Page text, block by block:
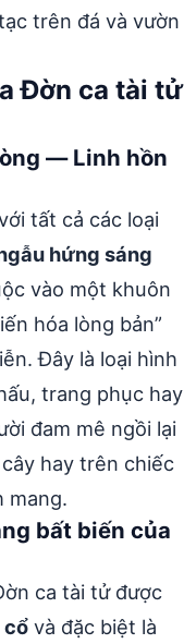
trên đá và vườn
Đờn ca tài tử
— Linh hồn
tất cả các loại
hứng sáng
vào một khuôn
hóa lòng bản”
Đây là loại hình
trang phục hay
đam mê ngồi lại
hay trên chiếc
mang.
bất biến của
ca tài tử được
cổ và đặc biệt là